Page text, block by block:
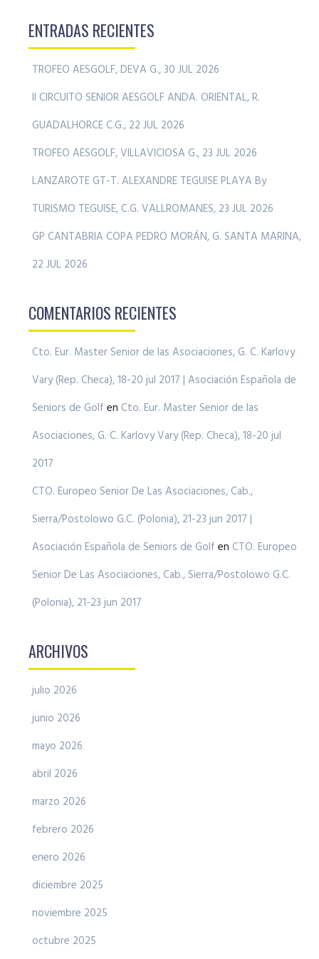
ENTRADAS RECIENTES
TROFEO AESGOLF, DEVA G., 30 JUL 2026
II CIRCUITO SENIOR AESGOLF ANDA. ORIENTAL, R.
GUADALHORCE C.G., 22 JUL 2026
TROFEO AESGOLF, VILLAVICIOSA G., 23 JUL 2026
LANZAROTE GT-T. ALEXANDRE TEGUISE PLAYA By
TURISMO TEGUISE, C.G. VALLROMANES, 23 JUL 2026
GP CANTABRIA COPA PEDRO MORÁN, G. SANTA MARINA,
22 JUL 2026
COMENTARIOS RECIENTES
Cto. Eur. Master Senior de las Asociaciones, G. C. Karlovy
Vary (Rep. Checa), 18-20 jul 2017 | Asociación Española de
Seniors de Golf en Cto. Eur. Master Senior de las
Asociaciones, G. C. Karlovy Vary (Rep. Checa), 18-20 jul
2017
CTO. Europeo Senior De Las Asociaciones, Cab.,
Sierra/Postolowo G.C. (Polonia), 21-23 jun 2017 |
Asociación Española de Seniors de Golf en CTO. Europeo
Senior De Las Asociaciones, Cab., Sierra/Postolowo G.C.
(Polonia), 21-23 jun 2017
ARCHIVOS
julio 2026
junio 2026
mayo 2026
abril 2026
marzo 2026
febrero 2026
enero 2026
diciembre 2025
noviembre 2025
octubre 2025